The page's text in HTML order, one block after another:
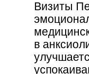
Визиты
в